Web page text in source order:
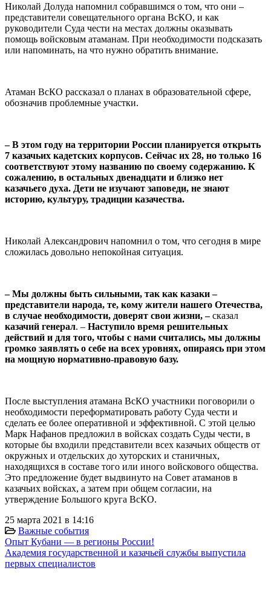
Николай Долуда напомнил собравшимся о том, что они –
представители совещательного органа ВсКО, и как
руководители Суда чести на местах должны оказывать
помощь войсковым атаманам. При необходимости подсказать
или напоминать, на что нужно обратить внимание.
Атаман ВсКО рассказал о планах в образовательной сфере,
обозначив проблемные участки.
– В этом году на территории России планируется открыть
7 казачьих кадетских корпусов. Сейчас их 28, но только 16
соответствуют этому названию по своему содержанию. К
сожалению, в остальных двенадцати и близко нет
казачьего духа. Дети не изучают заповеди, не знают
историю, культуру, традиции казачества.
Николай Александрович напомнил о том, что сегодня в мире
сложилась довольно непокойная ситуация.
– Мы должны быть сильными, так как казаки –
представители народа, те, кому жители нашего Отечества,
в случае необходимости, доверят свои жизни, –сказал
казачий генерал. – Наступило время решительных
действий и для того, чтобы с нами считались, мы должны
громко заявлять о себе на всех уровнях, опираясь при этом
на мощную нормативно-правовую базу.
После выступления атамана ВсКО участники поговорили о
необходимости переформатировать работу Суда чести и
сделать ее более оперативной и эффективной. С этой целью
Марк Нафанов предложил в войсках создать Суды чести, в
которые бы входили представители всех казачьих обществ от
окружных и отдельских до хуторских и станичных,
находящихся в составе того или иного войскового общества.
Это предложение будет выдвинуто на Совет атаманов в
казачьих войсках, а затем при общем согласии, на
утверждение Большого круга ВсКО.
25 марта 2021 в 14:16
Важные события
Опыт Кубани — в регионы России!
Академия государственной и казачьей службы выпустила
первых специалистов